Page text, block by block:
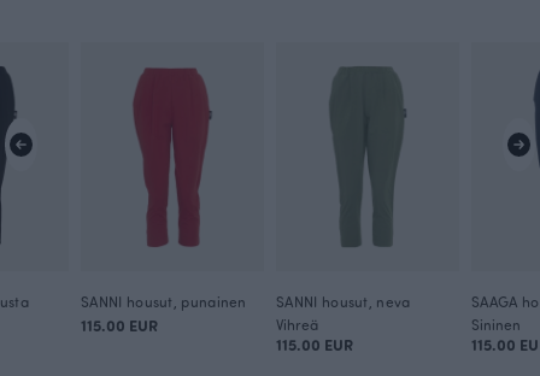
SANNI housut, punainen
115.00 EUR
SANNI housut, neva
Vihreä
115.00 EUR
SAAGA
Sininen
115.00